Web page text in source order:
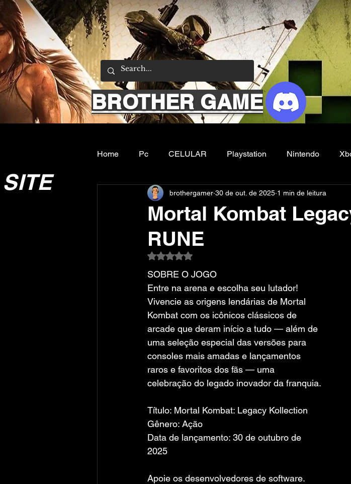
BROTHER GAME
Home Pc CELULAR Playstation Nintendo
Emuladores Sobre nos Filmes e Series Noticias
Mortal Kombat
RUNE
brothergamer 30 de out. de 2025 1 min de leitura
Avaliado com NaN de 5 estrelas.
SOBRE O JOGO
Entre na arena e escolha seu lutador!
Vivencie as origens lendárias de Mortal
Kombat com os icônicos clássicos de
arcade que deram início a tudo — além de
uma seleção especial das versões para
consoles mais amadas e lançamentos
raros e favoritos dos fãs — uma
celebração do legado inovador da franquia.
Título: Mortal Kombat: Legacy Kollection
Gênero: Ação
Data de lançamento: 30 de outubro de
2025
Apoie os desenvolvedores de software.